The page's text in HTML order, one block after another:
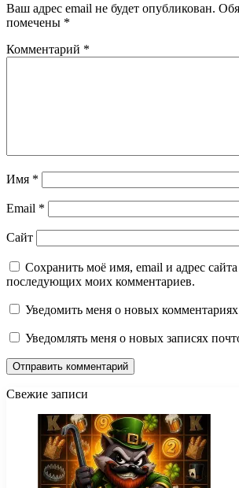
Ваш адрес email не будет опубликован.
помечены *
Комментарий *
Имя *
Email *
Сайт
Сохранить моё имя, email и адрес сайта
последующих моих комментариев.
Уведомить меня о новых
Уведомлять меня о новых записях
Свежие записи